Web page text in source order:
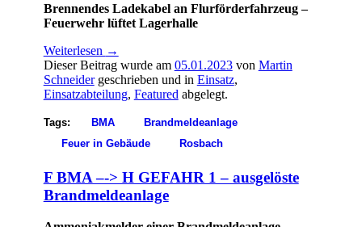
Brennendes Ladekabel an Flurförderfahrzeug –
Feuerwehr lüftet Lagerhalle
Weiterlesen →
Dieser Beitrag wurde am 05.01.2023von Martin
Schneidergeschrieben und in Einsatz,
Einsatzabteilung, Featured abgelegt.
Tags: BMA
Brandmeldeanlage
Feuer in Gebäude
Rosbach
F BMA –-> H GEFAHR 1 – ausgelöste
Brandmeldeanlage